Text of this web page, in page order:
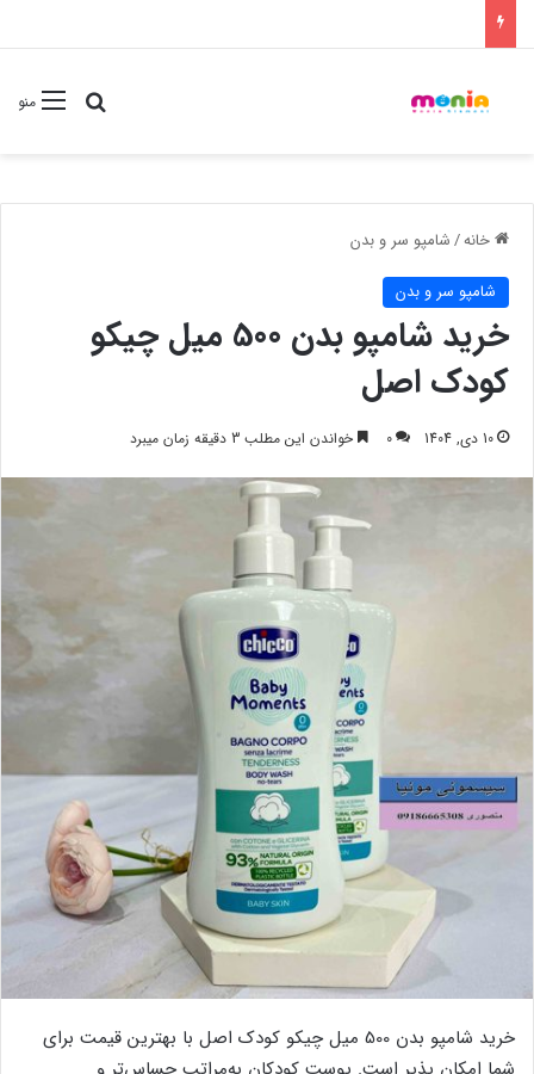
منوجستجو
خانه/شامپو سر و بدن
شامپو سر و بدن
خرید شامپو بدن 500 میل چیکو
کودک اصل
10 دی, 1404 0 خواندن این مطلب 3 دقیقه زمان میبرد
خرید شامپو بدن 500 میل چیکو کودک اصل با بهترین قیمت برای